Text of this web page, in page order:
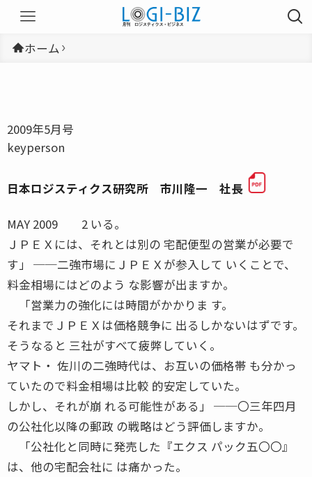
ホーム
2009年5月号
keyperson
日本ロジスティクス研究所 市川隆一 社長
MAY 2009 2 いる。
ＪＰＥＸには、それとは別の 宅配便型の営業が必要で
す」 ──二強市場にＪＰＥＸが参入して いくことで、
料金相場にはどのよう な影響が出ますか。
「営業力の強化には時間がかかりま す。
それまでＪＰＥＸは価格競争に 出るしかないはずです。
そうなると 三社がすべて疲弊していく。
ヤマト・ 佐川の二強時代は、お互いの価格帯 も分かっ
ていたので料金相場は比較 的安定していた。
しかし、それが崩 れる可能性がある」 ──〇三年四月
の公社化以降の郵政 の戦略はどう評価しますか。
「公社化と同時に発売した『エクス パック五〇〇』
は、他の宅配会社に は痛かった。